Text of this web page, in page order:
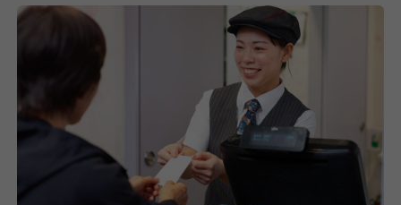
社員研修は約1か月半しっかり実施します。社会人基
礎スキルを習得をできるだけでなく、店舗配属前に店
舗研修も実施します。
配属後も、フォローアップ研修や工場農場視察、役職
別研修、海外研修、外部研修など様々な研修があるの
で、着実に成長をしていくことが可能です。
サイゼリヤでは、社員一人ひとりの成長を支援し、目
標を持って働くことができる環境を整えています。